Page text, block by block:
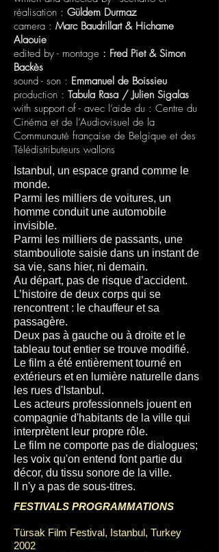
réalisation : Güldem Durmaz
camera : Marc Baudrillart & Hichame
Alaouie
edited by - montage : Fred Piet & Simon
Backès
sound - son : Emmanuel de Boissieu
production : Tabula Rasa / Julien Sigalas
with support of - avec l’aide du : Centre du
Cinéma et de l’Audiovisuel de la
Communauté française de Belgique et des
Télédistributeurs wallons
Istanbul, un espace grand comme le
monde.
Parmi les milliers de voitures, un
homme conduit une automobile
invisible.
Parmi les milliers de passants, une
stambouliote saisie dans un instant de
sa vie, sans hier, ni demain.
Au départ, pas de risque d’accident.
L’histoire de deux corps qui se
rencontrent : le chauffeur et sa
passagère.
Deux pas à gauche ou à droite et le
tableau tout entier se trouve modifié.
Le film a été entièrement tourné en
extérieurs et en lumière naturelle dans
les rues d'Istanbul.
Les acteurs professionnels jouent en
compagnie d'habitants de la ville qui
interprètent leur propre rôle.
Le film ne comporte pas de dialogues;
les voix qu'on entend font partie du
décor, du tissu sonore de la ville.
Il n'y a pas de sous-titres.
FESTIVALS PROGRAMMATIONS
Türsak Film Festival, Istanbul, Turkey
2002